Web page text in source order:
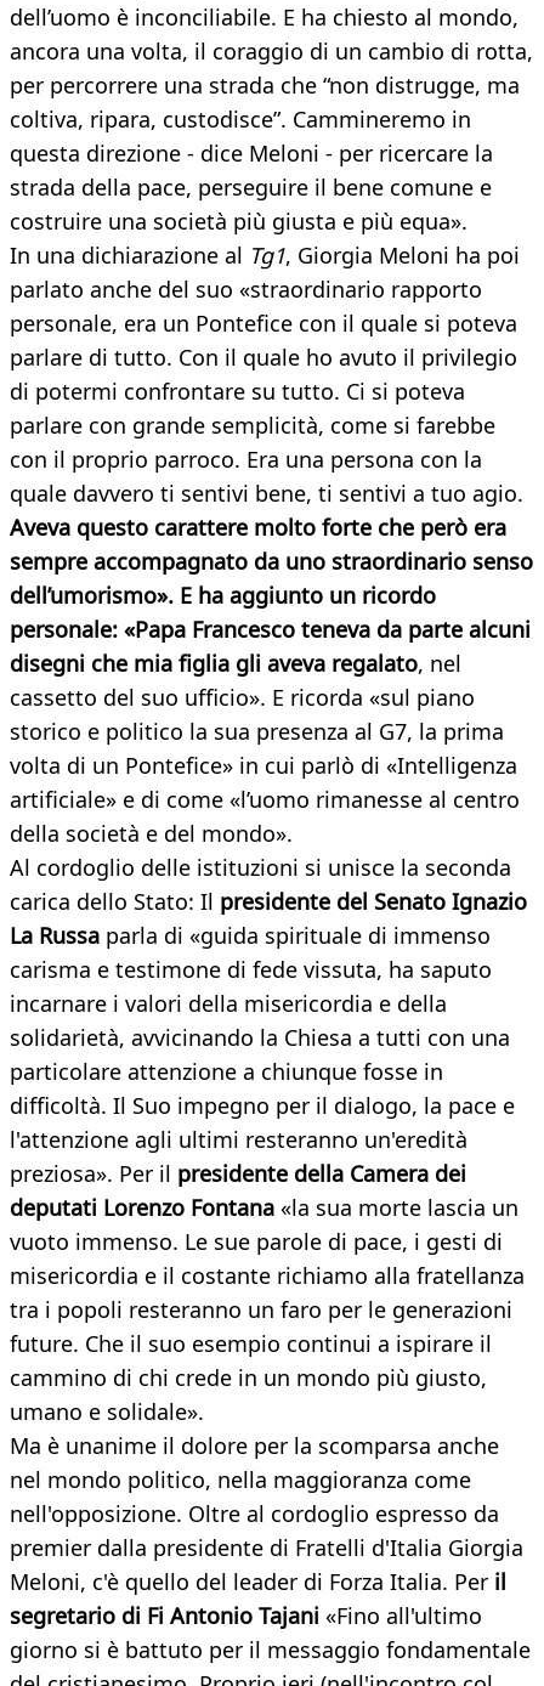
dell’uomo è inconciliabile. E ha chiesto al mondo,
ancora una volta, il coraggio di un cambio di rotta,
per percorrere una strada che “non distrugge, ma
coltiva, ripara, custodisce”. Cammineremo in
questa direzione - dice Meloni - per ricercare la
strada della pace, perseguire il bene comune e
costruire una società più giusta e più equa».
In una dichiarazione al Tg1, Giorgia Meloni ha poi
parlato anche del suo «straordinario rapporto
personale, era un Pontefice con il quale si poteva
parlare di tutto. Con il quale ho avuto il privilegio
di potermi confrontare su tutto. Ci si poteva
parlare con grande semplicità, come si farebbe
con il proprio parroco. Era una persona con la
quale davvero ti sentivi bene, ti sentivi a tuo agio.
Aveva questo carattere molto forte che però era
sempre accompagnato da uno straordinario senso
dell’umorismo». E ha aggiunto un ricordo
personale: «Papa Francesco teneva da parte alcuni
disegni che mia figlia gli aveva regalato, nel
cassetto del suo ufficio». E ricorda «sul piano
storico e politico la sua presenza al G7, la prima
volta di un Pontefice» in cui parlò di «Intelligenza
artificiale» e di come «l’uomo rimanesse al centro
della società e del mondo».
Al cordoglio delle istituzioni si unisce la seconda
carica dello Stato: Il presidente del Senato Ignazio
La Russa parla di «guida spirituale di immenso
carisma e testimone di fede vissuta, ha saputo
incarnare i valori della misericordia e della
solidarietà, avvicinando la Chiesa a tutti con una
particolare attenzione a chiunque fosse in
difficoltà. Il Suo impegno per il dialogo, la pace e
l'attenzione agli ultimi resteranno un'eredità
preziosa». Per il presidente della Camera dei
deputati Lorenzo Fontana «la sua morte lascia un
vuoto immenso. Le sue parole di pace, i gesti di
misericordia e il costante richiamo alla fratellanza
tra i popoli resteranno un faro per le generazioni
future. Che il suo esempio continui a ispirare il
cammino di chi crede in un mondo più giusto,
umano e solidale».
Ma è unanime il dolore per la scomparsa anche
nel mondo politico, nella maggioranza come
nell'opposizione. Oltre al cordoglio espresso da
premier dalla presidente di Fratelli d'Italia Giorgia
Meloni, c'è quello del leader di Forza Italia. Per il
segretario di Fi Antonio Tajani «Fino all'ultimo
giorno si è battuto per il messaggio fondamentale